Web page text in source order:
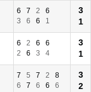
6 7 2
6
3
6 6 1
3
1
6 2 6
6
2
6 3 4
3
1
7 5 7 2
8
6
7 6 6 6
3
2